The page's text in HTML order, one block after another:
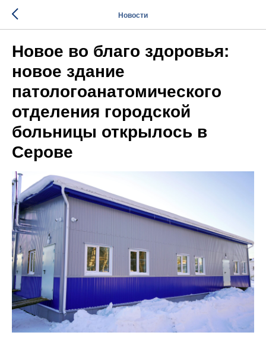
Новости
Новое во благо здоровья:
новое здание
патологоанатомического
отделения городской
больницы открылось в
Серове